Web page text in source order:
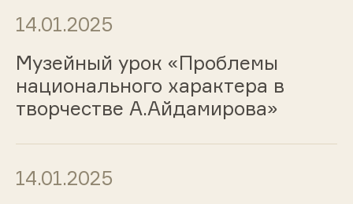
14.01.2025
Музейный урок «Проблемы
национального характера в
творчестве А.Айдамирова»
14.01.2025